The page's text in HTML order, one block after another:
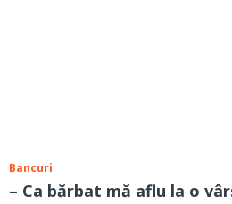
Bancuri
– Ca bărbat mă aflu la o